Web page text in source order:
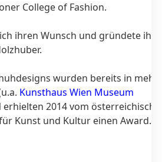
College of Fashion.
ihren Wunsch und gründete ihr
wurden bereits in
Kunsthaus Wien Museum
erhielten 2014 vom
Kunst und Kultur einen Award.